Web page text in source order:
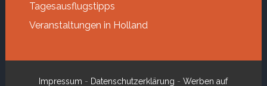
Tagesausflugstipps
Veranstaltungen in Holland
Impressum - Datenschutzerklärung -Werben auf